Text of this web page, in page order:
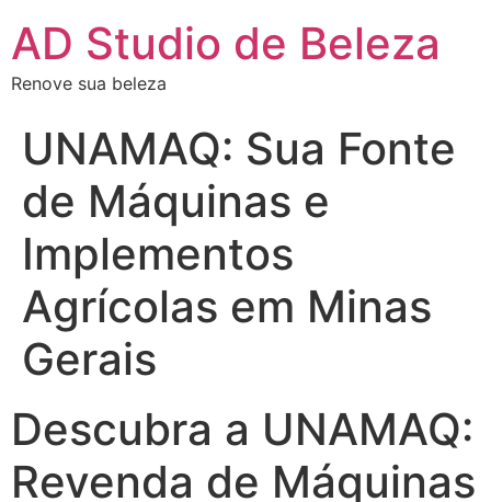
AD Studio de Beleza
Renove sua beleza
UNAMAQ: Sua Fonte
de Máquinas e
Implementos
Agrícolas em Minas
Gerais
Descubra a UNAMAQ:
Revenda de Máquinas